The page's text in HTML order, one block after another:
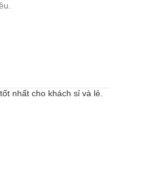
nhất cho khách sỉ và lẻ.